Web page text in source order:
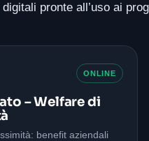
digitali pronte all’uso ai
ONLINE
– Welfare di
benefit aziendali